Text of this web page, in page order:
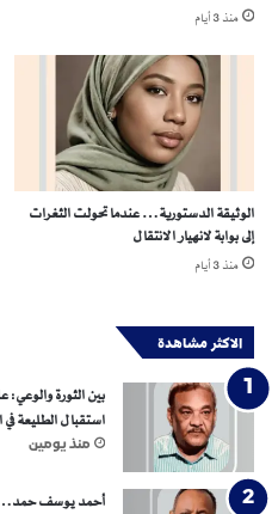
س
و
ن
ا
س
ط
م
ف
منذ 3 أيام
الوثيقة الدستورية… عندما تحولت الثغرات
إلى بوابة لانهيار الانتقال
منذ 3 أيام
الاكثر مشاهدة
بين الثورة والوعي:
استقبال
منذ يومين
أحمد يوسف حمد…